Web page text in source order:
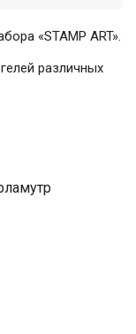
«STAMP ART».
различных